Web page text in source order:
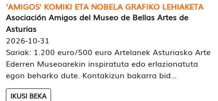
'AMIGOS' KOMIKI ETA NOBELA GRAFIKO LEHIAKETA
Asociación Amigos del Museo de Bellas Artes de
Asturias
2026-10-31
Sariak: 1.200 euro/500 euro Artelanek Asturiasko Arte
Ederren Museoarekin inspiratuta edo erlazionatuta
egon beharko dute. Kontakizun bakarra bid...
IKUSI BEKA